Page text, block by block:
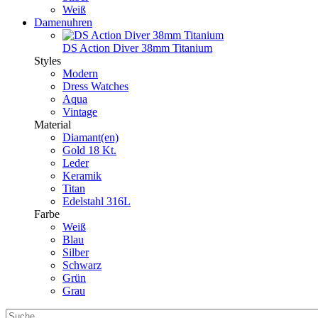
Weiß
Damenuhren
DS Action Diver 38mm Titanium
Styles
Modern
Dress Watches
Aqua
Vintage
Material
Diamant(en)
Gold 18 Kt.
Leder
Keramik
Titan
Edelstahl 316L
Farbe
Weiß
Blau
Silber
Schwarz
Grün
Grau